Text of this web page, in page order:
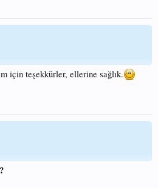
için teşekkürler, ellerine sağlık.